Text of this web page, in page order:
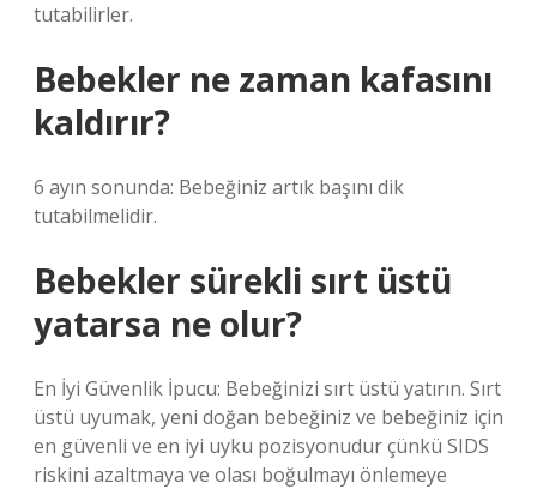
tutabilirler.
Bebekler ne zaman kafasını
kaldırır?
6 ayın sonunda: Bebeğiniz artık başını dik
tutabilmelidir.
Bebekler sürekli sırt üstü
yatarsa ne olur?
En İyi Güvenlik İpucu: Bebeğinizi sırt üstü yatırın. Sırt
üstü uyumak, yeni doğan bebeğiniz ve bebeğiniz için
en güvenli ve en iyi uyku pozisyonudur çünkü SIDS
riskini azaltmaya ve olası boğulmayı önlemeye